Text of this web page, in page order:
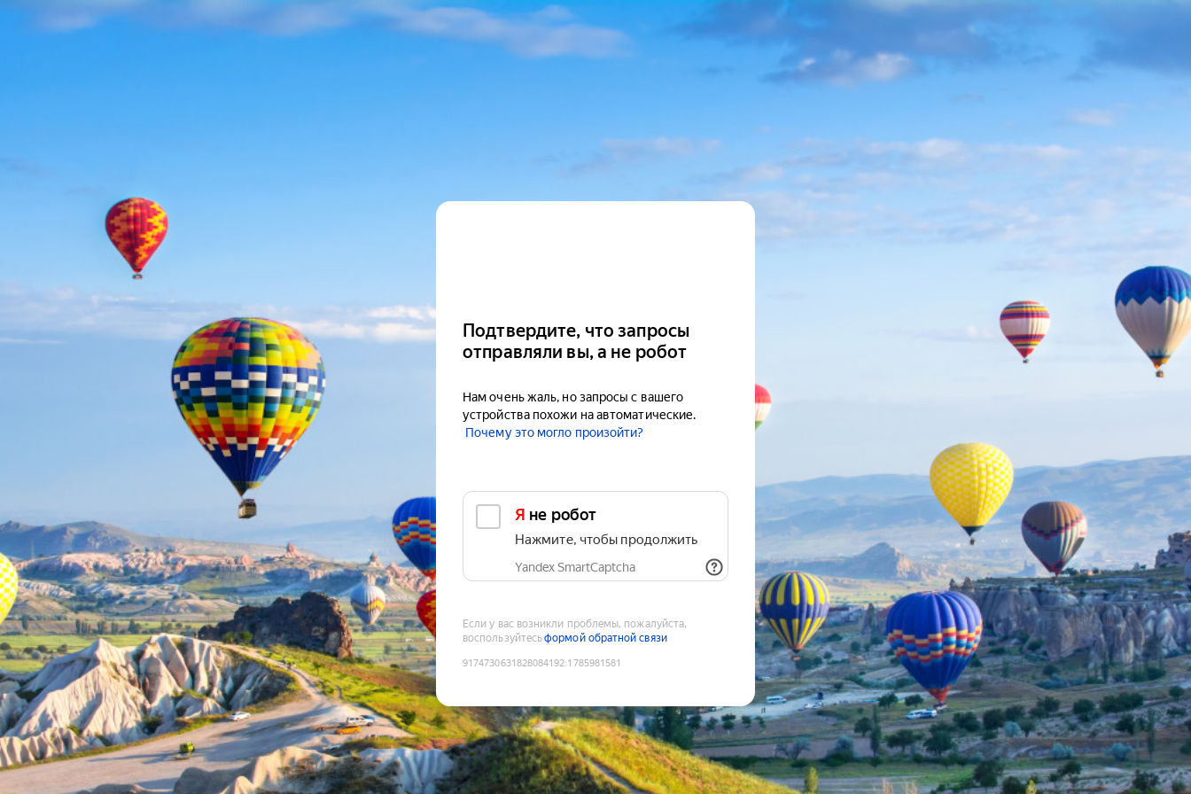
Подтвердите, что запросы
отправляли вы, а не робот
Нам очень жаль, но запросы с вашего
устройства похожи на автоматические.
Почему это могло произойти?
Я не робот
Нажмите, чтобы продолжить
Yandex SmartCaptcha
Если у вас возникли проблемы, пожалуйста,
воспользуйтесьформой обратной связи
9174730631828084192:1785981581